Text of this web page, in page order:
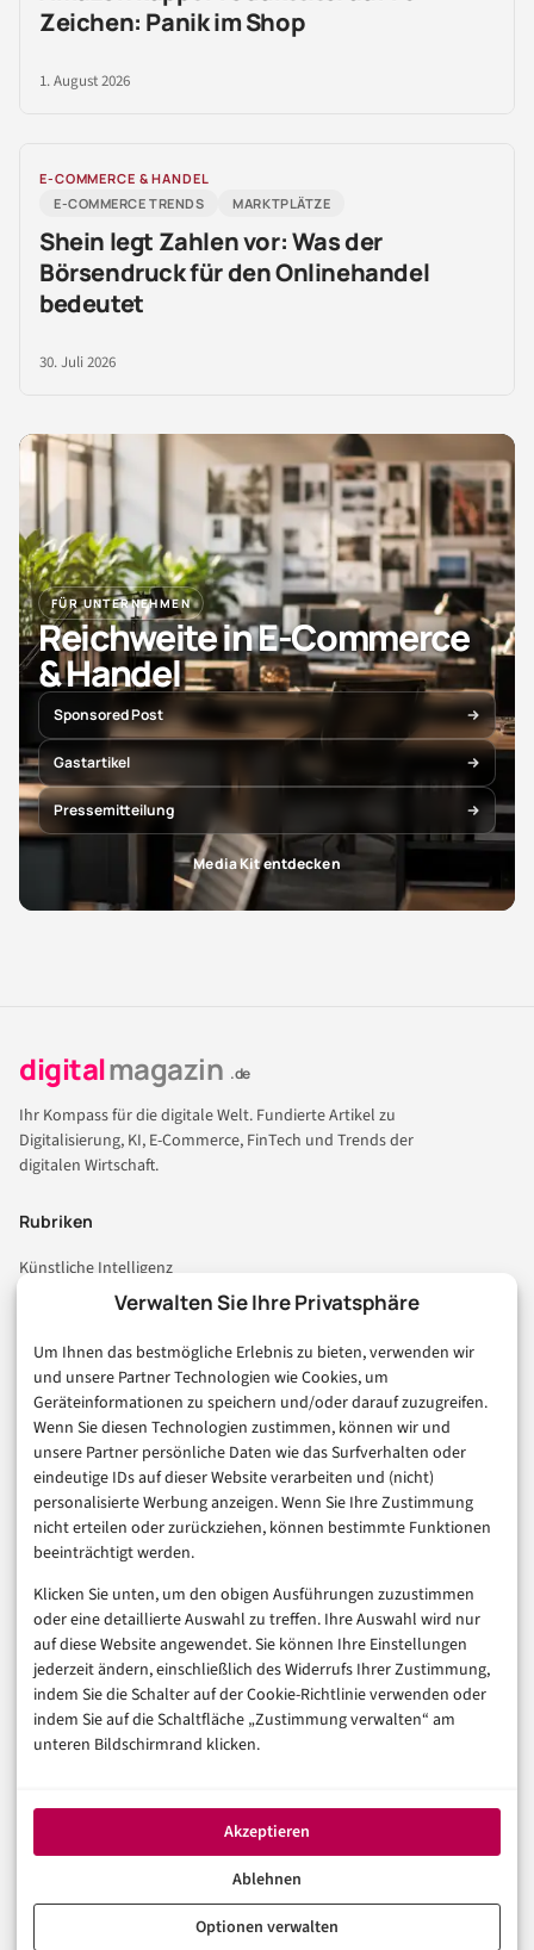
Verwalten Sie Ihre Privatsphäre
Um Ihnen das bestmögliche Erlebnis zu bieten, verwenden wir
und unsere Partner Technologien wie Cookies, um
Geräteinformationen zu speichern und/oder darauf zuzugreifen.
Wenn Sie diesen Technologien zustimmen, können wir und
unsere Partner persönliche Daten wie das Surfverhalten oder
eindeutige IDs auf dieser Website verarbeiten und (nicht)
personalisierte Werbung anzeigen. Wenn Sie Ihre Zustimmung
nicht erteilen oder zurückziehen, können bestimmte Funktionen
beeinträchtigt werden.
Klicken Sie unten, um den obigen Ausführungen zuzustimmen
oder eine detaillierte Auswahl zu treffen. Ihre Auswahl wird nur
auf diese Website angewendet. Sie können Ihre Einstellungen
jederzeit ändern, einschließlich des Widerrufs Ihrer Zustimmung,
indem Sie die Schalter auf der Cookie-Richtlinie verwenden oder
indem Sie auf die Schaltfläche „Zustimmung verwalten“ am
unteren Bildschirmrand klicken.
Akzeptieren
Ablehnen
Optionen verwalten
Zeichen: Panik im Shop
1. August 2026
E-COMMERCE & HANDEL
E-COMMERCE TRENDS
MARKTPLÄTZE
Shein legt Zahlen vor: Was der
Börsendruck für den Onlinehandel
bedeutet
30. Juli 2026
FÜR UNTERNEHMEN
Reichweite in E-Commerce
& Handel
Sponsored Post
Gastartikel
Pressemitteilung
Media Kit entdecken
digitalmagazin .de
Ihr Kompass für die digitale Welt. Fundierte Artikel zu
Digitalisierung, KI, E-Commerce, FinTech und Trends der
digitalen Wirtschaft.
Rubriken
Künstliche Intelligenz
Technologie & IT
Consumer & Digital Life
Marketing
Finanzen & FinTech
Business & Karriere
Sicherheit & Recht
Digitalisierung
Marketing
Magazin
Unsere Redaktion
Werbeformate & Media Kit
Rechtliches
Datenschutzerklärung (EU)
Cookie-Richtlinie (EU)